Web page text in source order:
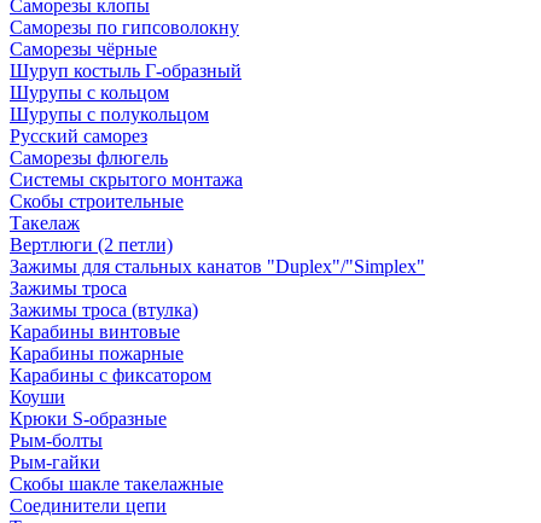
Саморезы клопы
Саморезы по гипсоволокну
Саморезы чёрные
Шуруп костыль Г-образный
Шурупы с кольцом
Шурупы с полукольцом
Русский саморез
Саморезы флюгель
Системы скрытого монтажа
Скобы строительные
Такелаж
Вертлюги (2 петли)
Зажимы для стальных канатов "Duplex"/"Simplex"
Зажимы троса
Зажимы троса (втулка)
Карабины винтовые
Карабины пожарные
Карабины с фиксатором
Коуши
Крюки S-образные
Рым-болты
Рым-гайки
Скобы шакле такелажные
Соединители цепи